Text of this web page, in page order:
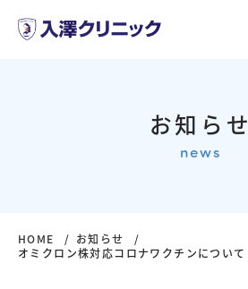
お知らせ
news
HOME
お知らせ
オミクロン株対応コロナワクチンについて